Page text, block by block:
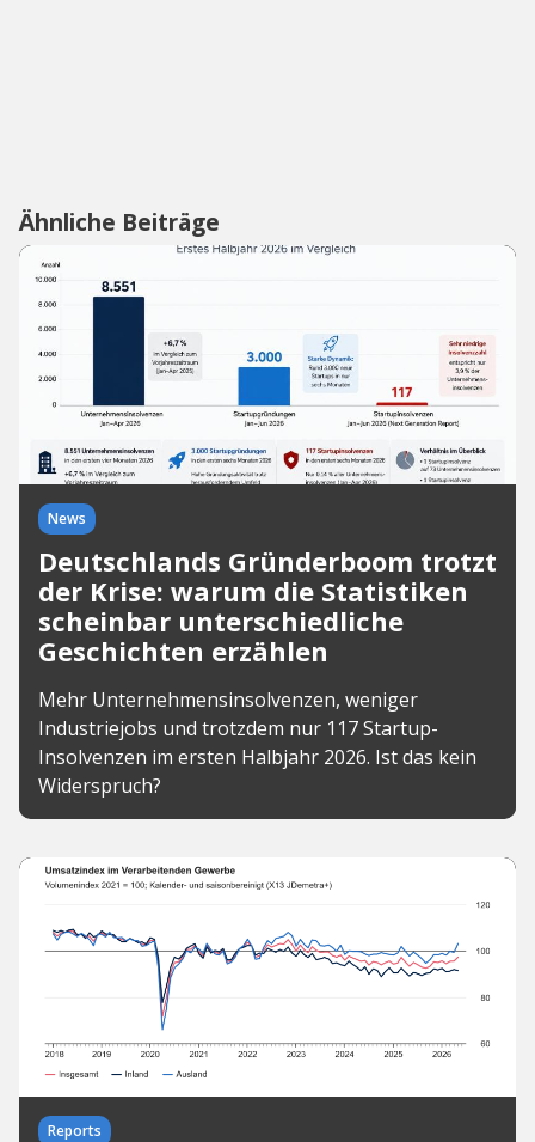
Ähnliche Beiträge
News
Deutschlands Gründerboom trotzt
der Krise: warum die Statistiken
scheinbar unterschiedliche
Geschichten erzählen
Mehr Unternehmensinsolvenzen, weniger
Industriejobs und trotzdem nur 117 Startup-
Insolvenzen im ersten Halbjahr 2026. Ist das kein
Widerspruch?
Reports